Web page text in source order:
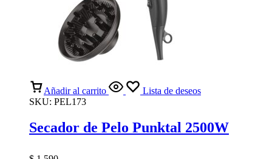
Añadir al carrito
Lista de deseos
SKU: PEL173
Secador de Pelo Punktal 2500W